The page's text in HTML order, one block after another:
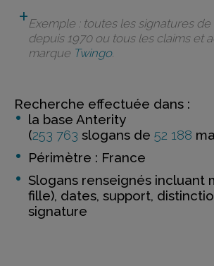
Exemple : toutes les signatures
depuis 1970 ou tous les claims et
marque Twingo.
Recherche effectuée dans :
la base Anterity
(253 763 slogans de 52 188
Périmètre : France
Slogans renseignés incluant
fille), dates, support,
signature